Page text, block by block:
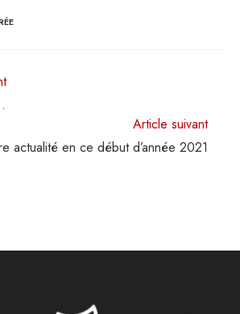
Article suivant
actualité en ce début d’année 2021